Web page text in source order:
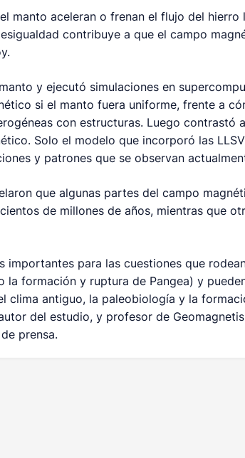
manto aceleran o frenan el flujo del hierro
contribuye a que el campo
y ejecutó simulaciones en
si el manto fuera uniforme, frente a
con estructuras. Luego contrastó
Solo el modelo que incorporó las
y patrones que se observan
que algunas partes del campo
de millones de años, mientras que
importantes para las cuestiones que
formación y ruptura de Pangea) y
clima antiguo, la paleobiología y la
del estudio, y profesor de
de prensa.